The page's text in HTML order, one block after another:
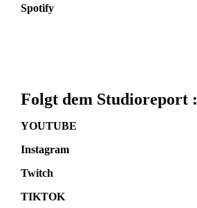
Spotify
Folgt dem Studioreport :
YOUTUBE
Instagram
Twitch
TIKTOK